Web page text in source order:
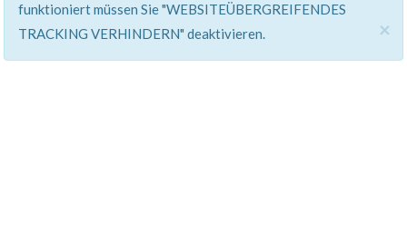
funktioniert müssen Sie "WEBSITEÜBERGREIFENDES
TRACKING VERHINDERN" deaktivieren.
×